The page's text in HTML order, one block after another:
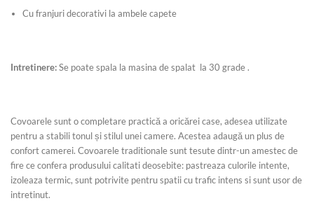
Cu franjuri decorativi la ambele capete
Intretinere:Se poate spala la masina de spalat la 30 grade .
Covoarele sunt o completare practică a oricărei case, adesea utilizate
pentru a stabili tonul și stilul unei camere. Acestea adaugă un plus de
confort camerei. Covoarele traditionale sunt tesute dintr-un amestec de
fire ce confera produsului calitati deosebite: pastreaza culorile intente,
izoleaza termic, sunt potrivite pentru spatii cu trafic intens si sunt usor de
intretinut.